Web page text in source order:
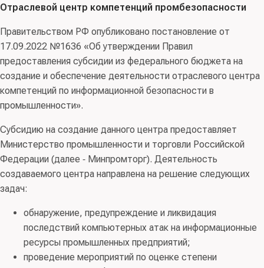
Отраслевой центр компетенций промбезопасности
Правительством РФ опубликовано постановление от
17.09.2022 №1636 «Об утверждении Правил
предоставления субсидии из федерального бюджета на
создание и обеспечение деятельности отраслевого центра
компетенций по информационной безопасности в
промышленности».
Субсидию на создание данного центра предоставляет
Министерство промышленности и торговли Российской
Федерации (далее ‑ Минпромторг). Деятельность
создаваемого центра направлена на решение следующих
задач:
обнаружение, предупреждение и ликвидация
последствий компьютерных атак на информационные
ресурсы промышленных предприятий;
проведение мероприятий по оценке степени